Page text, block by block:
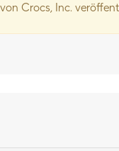
Crocs, Inc.